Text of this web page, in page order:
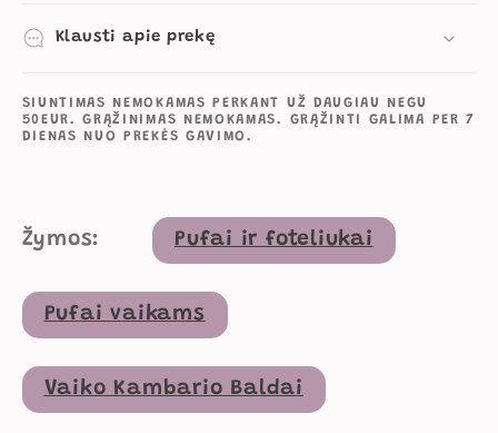
Klausti apie prekę
SIUNTIMAS NEMOKAMAS PERKANT UŽ DAUGIAU NEGU
50EUR. GRĄŽINIMAS NEMOKAMAS. GRĄŽINTI GALIMA PER 7
DIENAS NUO PREKĖS GAVIMO.
Žymos: Pufai ir foteliukai
Pufai vaikams
Vaiko Kambario Baldai